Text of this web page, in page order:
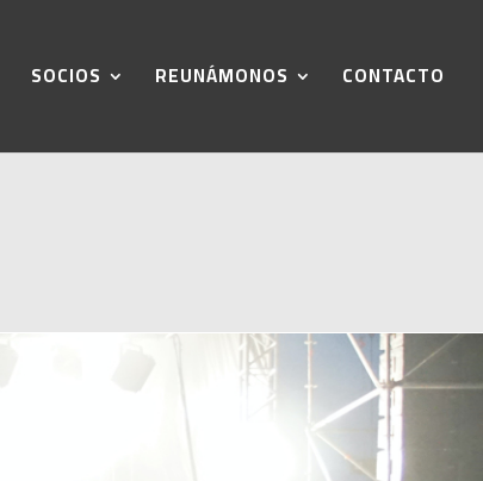
SOCIOS REUNÁMONOS CONTACTO